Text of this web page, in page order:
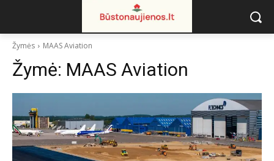
Žymės MAAS Aviation
Žymė: MAAS Aviation